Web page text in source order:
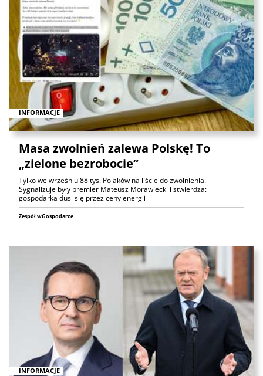
INFORMACJE
Masa zwolnień zalewa Polskę! To
„zielone bezrobocie”
Tylko we wrześniu 88 tys. Polaków na liście do zwolnienia.
Sygnalizuje były premier Mateusz Morawiecki i stwierdza:
gospodarka dusi się przez ceny energii
Zespół wGospodarce
INFORMACJE